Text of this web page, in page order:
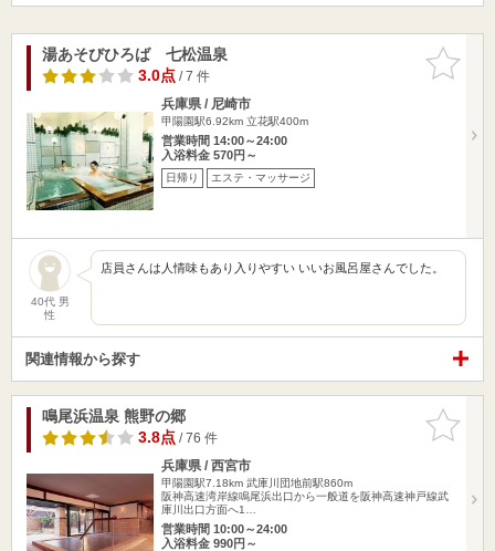
お気に入
りに追加
湯あそびひろば 七松温泉
3.0点/ 7 件
兵庫県 / 尼崎市
甲陽園駅6.92km 立花駅400m
営業時間 14:00～24:00
入浴料金 570円～
日帰り エステ・マッサージ
40代 男
性
店員さんは人情味もあり入りやすい いいお風呂屋さんでした。
関連情報から探す
お気に入
りに追加
鳴尾浜温泉 熊野の郷
3.8点/ 76 件
兵庫県 / 西宮市
甲陽園駅7.18km 武庫川団地前駅860m
阪神高速湾岸線鳴尾浜出口から一般道を阪神高速神戸線武
庫川出口方面へ1…
営業時間 10:00～24:00
入浴料金 990円～